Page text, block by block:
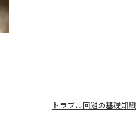
トラブル回避の基礎知識